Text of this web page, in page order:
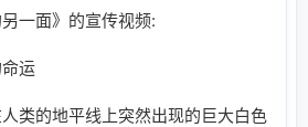
一面》的宣传视频:
运
类的地平线上突然出现的巨大白色